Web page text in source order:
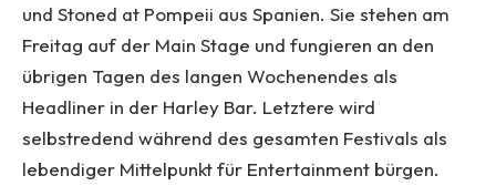
und Stoned at Pompeii aus Spanien. Sie stehen am
Freitag auf der Main Stage und fungieren an den
übrigen Tagen des langen Wochenendes als
Headliner in der Harley Bar. Letztere wird
selbstredend während des gesamten Festivals als
lebendiger Mittelpunkt für Entertainment bürgen.